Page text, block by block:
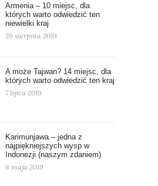
Armenia – 10 miejsc, dla
których warto odwiedzić ten
niewielki kraj
26 sierpnia 2019
A może Tajwan? 14 miejsc, dla
których warto odwiedzić ten kraj
7 lipca 2019
Karimunjawa – jedna z
najpiękniejszych wysp w
Indonezji (naszym zdaniem)
8 maja 2019